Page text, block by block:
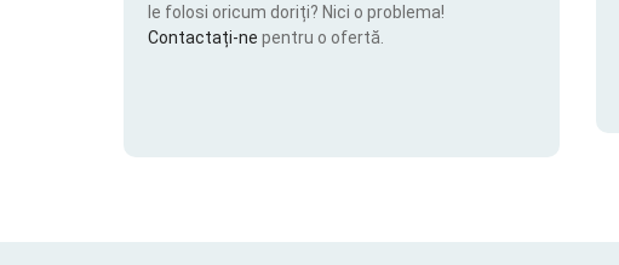
le folosi oricum doriți? Nici o problema!
Contactați-ne pentru o ofertă.